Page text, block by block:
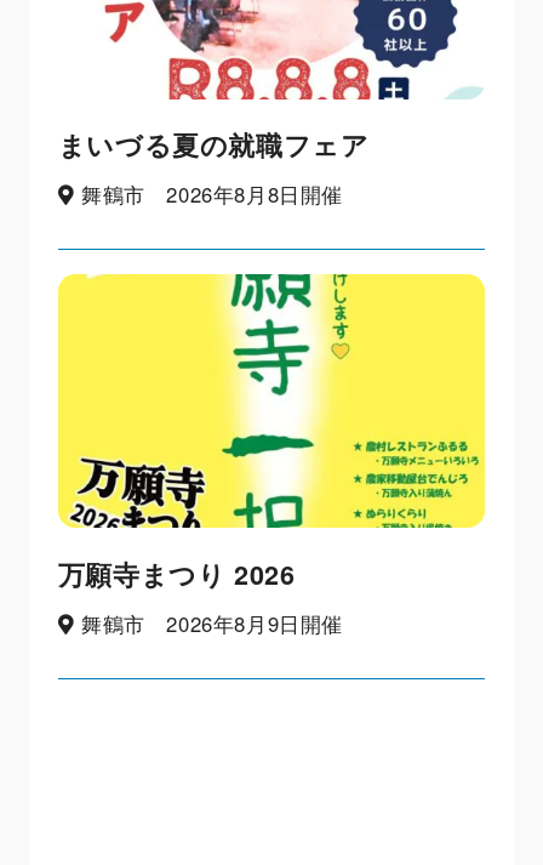
まいづる夏の就職フェア
舞鶴市 2026年8月8日開催
万願寺まつり 2026
舞鶴市 2026年8月9日開催